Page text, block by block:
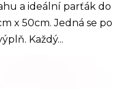
a ideální parťák do
x 50cm. Jedná se
Každý...